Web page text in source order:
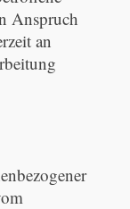
Anspruch
an